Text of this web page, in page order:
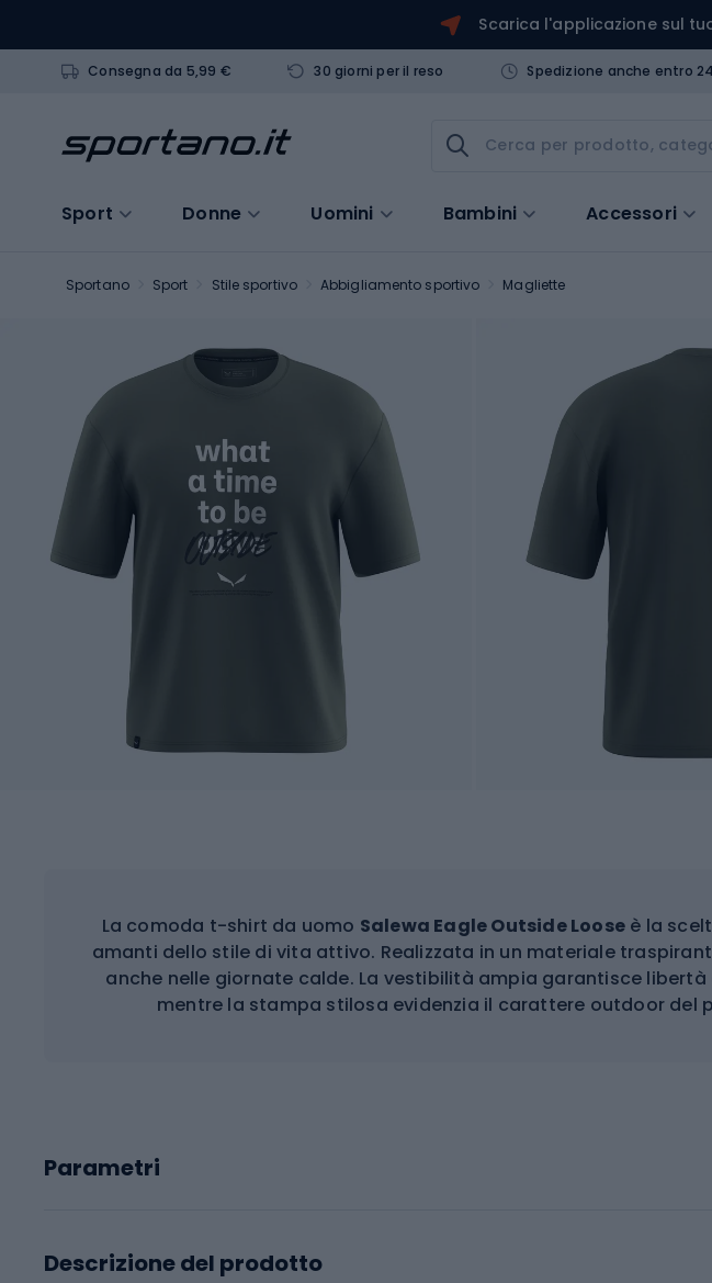
Scarica l'applicazione sul
Consegna da 5,99 € 30 giorni per il reso Spedizione anche entro
Sport Donne Uomini Bambini Accessori
Sportano Sport Stile sportivo Abbigliamento sportivo Magliette
La comoda t-shirt da uomo Salewa Eagle Outside Loose è la
amanti dello stile di vita attivo. Realizzata in un materiale
anche nelle giornate calde. La vestibilità ampia garantisce libertà
mentre la stampa stilosa evidenzia il carattere outdoor del
Parametri
Descrizione del prodotto